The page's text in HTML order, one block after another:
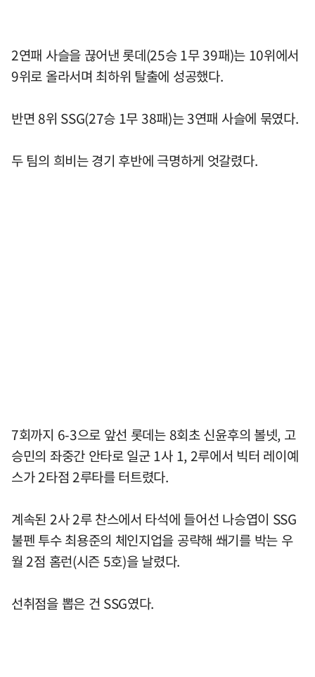
2연패 사슬을 끊어낸 롯데(25승 1무 39패)는 10위에서
9위로 올라서며 최하위 탈출에 성공했다.
반면 8위 SSG(27승 1무 38패)는 3연패 사슬에 묶였다.
두 팀의 희비는 경기 후반에 극명하게 엇갈렸다.
7회까지 6-3으로 앞선 롯데는 8회초 신윤후의 볼넷, 고
승민의 좌중간 안타로 일군 1사 1, 2루에서 빅터 레이예
스가 2타점 2루타를 터트렸다.
계속된 2사 2루 찬스에서 타석에 들어선 나승엽이 SSG
불펜 투수 최용준의 체인지업을 공략해 쐐기를 박는 우
월 2점 홈런(시즌 5호)을 날렸다.
선취점을 뽑은 건 SSG였다.